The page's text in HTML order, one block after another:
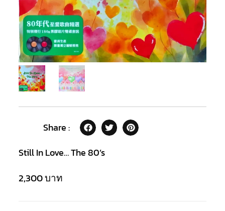
Share :
Still In Love… The 80’s
2,300บาท